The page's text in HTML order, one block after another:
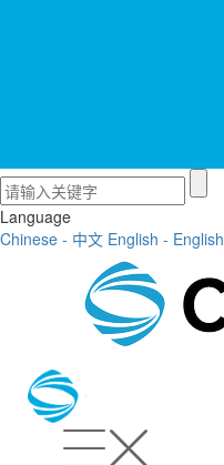
Language
Chinese - 中文 English - English